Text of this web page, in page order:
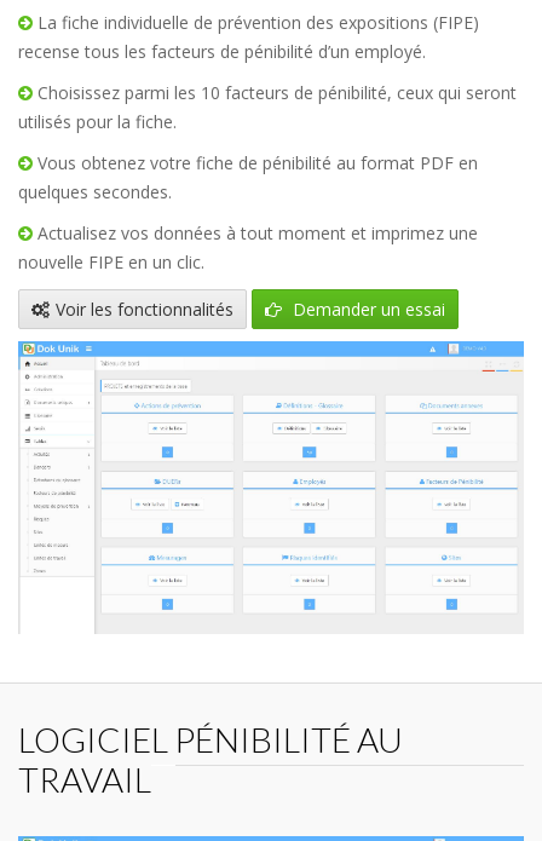
La fiche individuelle de prévention des expositions (FIPE)
recense tous les facteurs de pénibilité d’un employé.
Choisissez parmi les 10 facteurs de pénibilité, ceux qui seront
utilisés pour la fiche.
Vous obtenez votre fiche de pénibilité au format PDF en
quelques secondes.
Actualisez vos données à tout moment et imprimez une
nouvelle FIPE en un clic.
Voir les fonctionnalités Demander un essai
LOGICIEL PÉNIBILITÉ AU
TRAVAIL